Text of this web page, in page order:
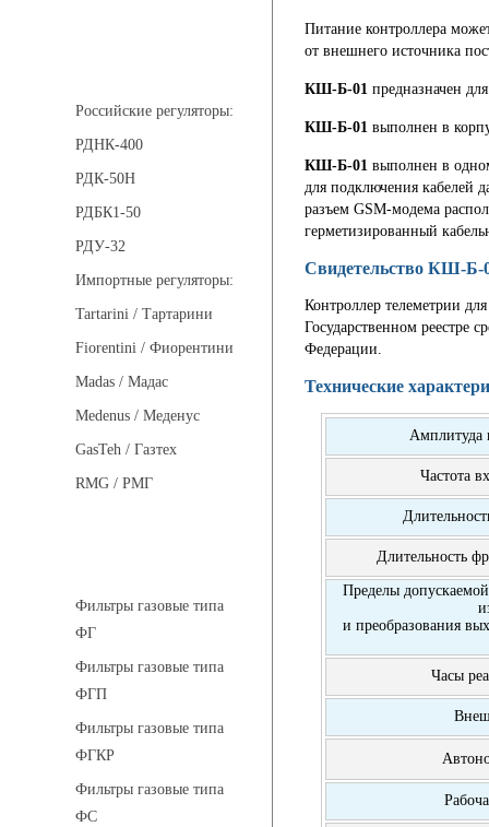
Российские регуляторы:
РДНК-400
РДК-50Н
РДБК1-50
РДУ-32
Импортные регуляторы:
Tartarini / Тартарини
Fiorentini / Фиорентини
Madas / Мадас
Medenus / Меденус
GasTeh / Газтех
RMG / РМГ
Фильтры газовые типа
ФГ
Фильтры газовые типа
ФГП
Фильтры газовые типа
ФГКР
Фильтры газовые типа
ФС
Питание контроллера
от внешнего источника
КШ-Б-01 предназначен
КШ-Б-01 выполнен в
КШ-Б-01 выполнен в
для подключения кабелей
разъем GSM-модема
герметизированный
Свидетельство КШ-Б-
Контроллер телеметрии
Государственном реестре
Федерации.
Технические
Амплитуда
Частота
Длительность
Пределы
и преобразования
Часы